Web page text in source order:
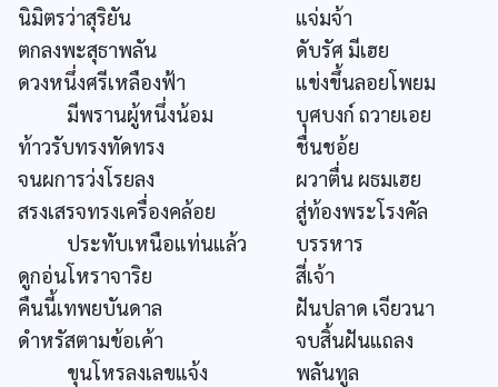
นิมิตรว่าสุริยัน
แจ่มจ้า
ตกลงพะสุธาพลัน
ดับรัศ มีเฮย
ดวงหนึ่งศรีเหลืองฟ้า
แข่งขึ้นลอยโพยม
มีพรานผู้หนึ่งน้อม
บุศบงก์ ถวายเอย
ท้าวรับทรงทัดทรง
ชื่นชอ้ย
จนผการว่งโรยลง
ผวาตื่น ผธมเฮย
สรงเสรจทรงเครื่องคล้อย
สู่ท้องพระโรงคัล
ประทับเหนือแท่นแล้ว
บรรหาร
ดูกอ่นโหราจาริย
สี่เจ้า
คืนนี้เทพยบันดาล
ฝันปลาด เจียวนา
ดำหรัสตามข้อเค้า
จบสิ้นฝันแถลง
ขุนโหรลงเลขแจ้ง
พลันทูล